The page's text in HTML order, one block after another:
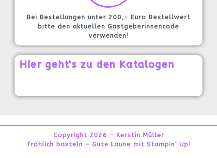
Bei Bestellungen unter 200,- Euro Bestellwert
bitte den aktuellen Gastgeberinnencode
verwenden!
Hier geht's zu den Katalogen
Copyright 2026 – Kerstin Müller
fröhlich basteln – Gute Laune mit Stampin‘ Up!